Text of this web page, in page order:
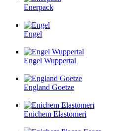
Enerpack
Engel
Engel Wuppertal
England Goetze
Enichem Elastomeri